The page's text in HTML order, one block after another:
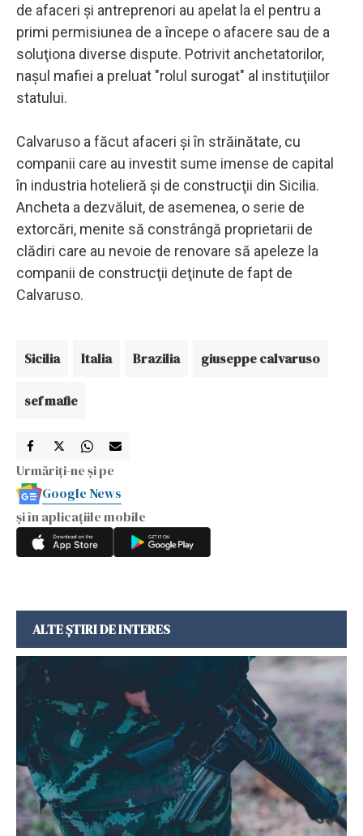
de afaceri şi antreprenori au apelat la el pentru a
primi permisiunea de a începe o afacere sau de a
soluţiona diverse dispute. Potrivit anchetatorilor,
naşul mafiei a preluat "rolul surogat" al instituţiilor
statului.
Calvaruso a făcut afaceri şi în străinătate, cu
companii care au investit sume imense de capital
în industria hotelieră şi de construcţii din Sicilia.
Ancheta a dezvăluit, de asemenea, o serie de
extorcări, menite să constrângă proprietarii de
clădiri care au nevoie de renovare să apeleze la
companii de construcţii deţinute de fapt de
Calvaruso.
Sicilia Italia Brazilia giuseppe calvaruso
sef mafie
Urmăriți-ne și pe
Google News
și în aplicațiile mobile
ALTE ȘTIRI DE INTERES